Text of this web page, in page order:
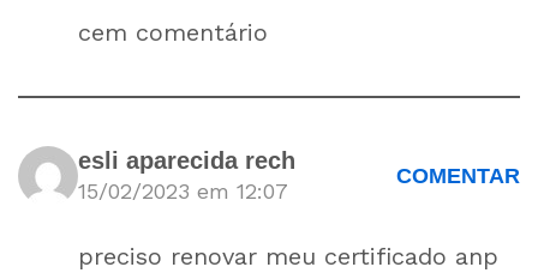
cem comentário
esli aparecida rech
15/02/2023 em 12:07
COMENTAR
preciso renovar meu certificado anp